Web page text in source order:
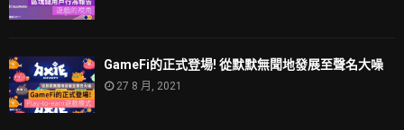
GameFi的正式登場! 從默默無聞地發展至聲名大噪
27 8 月, 2021